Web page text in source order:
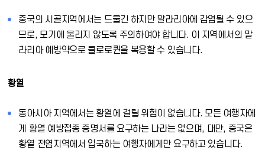
중국의 시골지역에서는 드물긴 하지만 말라리아에 감염될 수 있으
므로, 모기에 물리지 않도록 주의하여야 합니다. 이 지역에서의 말
라리아 예방약으로 클로로퀸을 복용할 수 있습니다.
황열
동아시아 지역에서는 황열에 걸릴 위험이 없습니다. 모든 여행자에
게 황열 예방접종 증명서를 요구하는 나라는 없으며, 대만, 중국은
황열 전염지역에서 입국하는 여행자에게만 요구하고 있습니다.